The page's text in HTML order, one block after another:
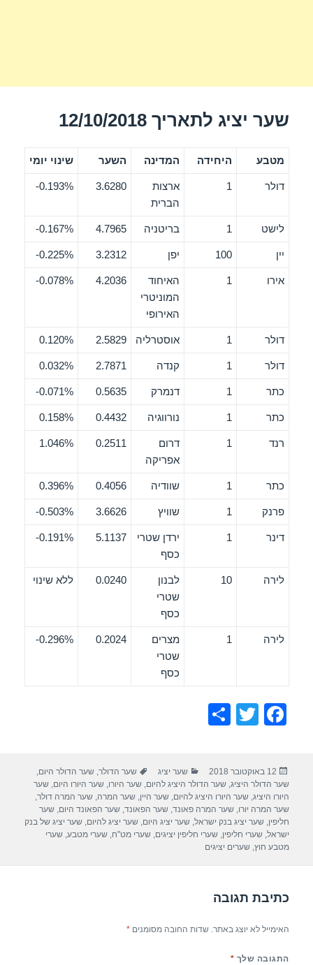
שער יציג לתאריך 12/10/2018
מטבע היחידה המדינה השער שינוי יומי
דולר 1
ארצות
הברית
3.6280
0.193%-
לישט 1 בריטניה 4.7965
0.167%-
יין 100 יפן 3.2312
0.225%-
אירו 1
האיחוד
המוניטרי
האירופי
4.2036
0.078%-
דולר 1 אוסטרליה 2.5829
0.120%
דולר 1 קנדה 2.7871
0.032%
כתר 1 דנמרק 0.5635
0.071%-
כתר 1 נורווגיה 0.4432
0.158%
רנד 1
דרום
אפריקה
0.2511
1.046%
כתר 1 שוודיה 0.4056
0.396%
פרנק 1 שוויץ 3.6626
0.503%-
דינר 1
ירדן שטרי
כסף
5.1137
0.191%-
לירה 10
לבנון
שטרי
כסף
0.0240 ללא שינוי
לירה 1
מצרים
שטרי
כסף
0.2024
0.296%-
F
e
b
o
o
T
er
e
פורסם
בתאריך
12 באוקטובר 2018 קטגוריות
שער יציג תגיות
שער הדולר,שער הדולר היום,
שער הדולר היציג,שער הדולר היציג להיום,שער היורו,שער היורו היום,שער
היורו היציג,שער היורו היציג להיום,שער היין,שער המרה,שער המרה דולר,
שער המרה יורו,שער המרה פאונד,שער הפאונד,שער הפאונד היום,שער
חליפין,שער יציג בנק ישראל,שער יציג היום,שער יציג להיום,שער יציג של בנק
ישראל,שערי חליפין,שערי חליפין יציגים,שערי מט"ח,שערי מטבע,שערי
מטבע חוץ,שערים יציגים
כתיבת תגובה
האימייל לא יוצג באתר. שדות החובה מסומנים*
התגובה שלך *